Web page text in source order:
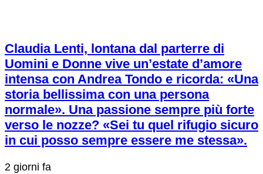
Claudia Lenti, lontana dal parterre di
Uomini e Donne vive un’estate d’amore
intensa con Andrea Tondo e ricorda: «Una
storia bellissima con una persona
normale». Una passione sempre più forte
verso le nozze? «Sei tu quel rifugio sicuro
in cui posso sempre essere me stessa».
2 giorni fa